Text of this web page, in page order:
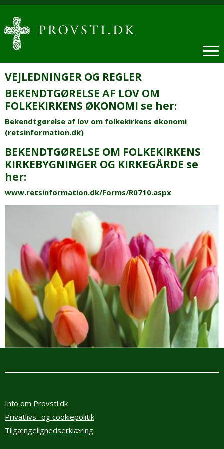
VEJLEDNINGER OG REGLER
BEKENDTGØRELSE AF LOV OM
FOLKEKIRKENS ØKONOMI se her:
Bekendtgørelse af lov om folkekirkens økonomi
(retsinformation.dk)
BEKENDTGØRELSE OM FOLKEKIRKENS
KIRKEBYGNINGER OG KIRKEGÅRDE se
her:
www.retsinformation.dk/Forms/R0710.aspx
Info om Provsti.dk
Privatlivs- og cookiepolitik
Tilgængelighedserklæring